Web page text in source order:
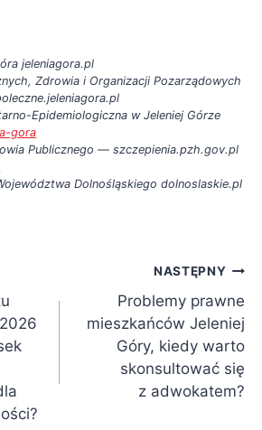
jeleniagora.pl
Zdrowia i Organizacji Pozarządowych
Epidemiologiczna w Jeleniej Górze
gora
Publicznego — szczepienia.pzh.gov.pl
Dolnośląskiego dolnoslaskie.pl
NASTĘPNY
Problemy prawne
mieszkańców Jeleniej
Góry, kiedy warto
skonsultować się
z adwokatem?